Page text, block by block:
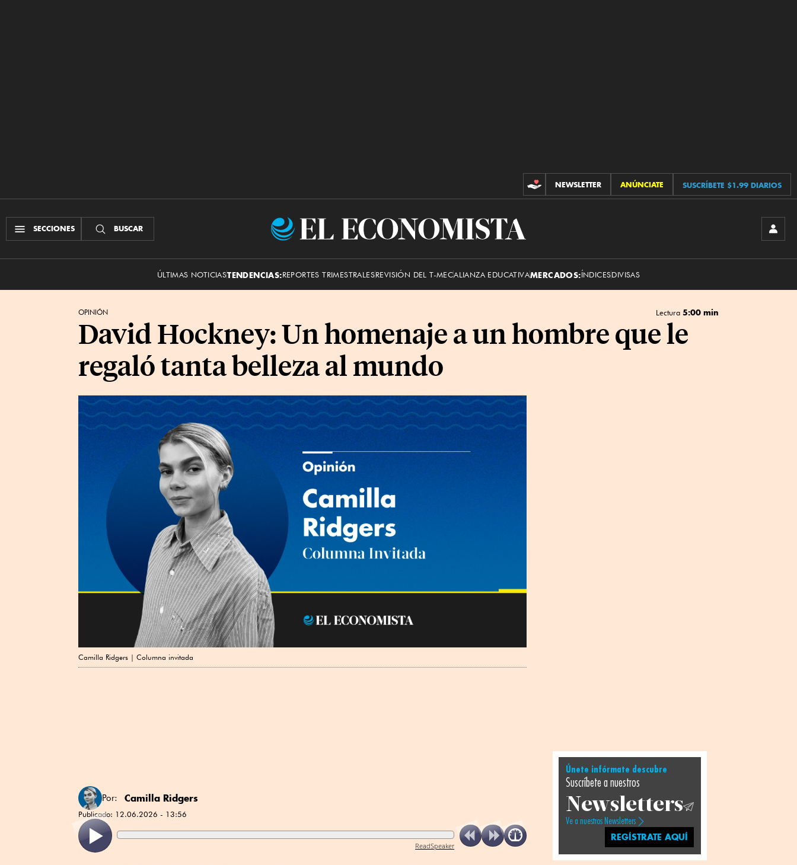
CONTRIBUCIONES
NEWSLETTER ANÚNCIATE SUSCRÍBETE $1.99 DIARIOS
SECCIONES BUSCAR
El
ÚLTIMAS NOTICIASTENDENCIAS:REPORTES TRIMESTRALESREVISIÓN DEL T-MECALIANZA EDUCATIVAMERCADOS:ÍNDICESDIVISAS
OPINIÓN Lectura 5:00 min
David Hockney: Un homenaje a un hombre que le
regaló tanta belleza al mundo
Camilla Ridgers | Columna invitada
Por: Camilla Ridgers
Publicado: 12.06.2026 - 13:56
ReadSpeaker
Únete infórmate descubre
Suscríbete a nuestros
Newsletters
Ve a nuestros Newsletters
REGÍSTRATE AQUÍ